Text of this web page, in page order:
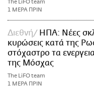
The LiFO team
1 ΜΕΡΑ ΠΡΙΝ
Διεθνή
ΗΠΑ: Nέες
κυρώσεις κατά της
στόχαστρο τα
της Μόσχας
The LiFO team
1 ΜΕΡΑ ΠΡΙΝ